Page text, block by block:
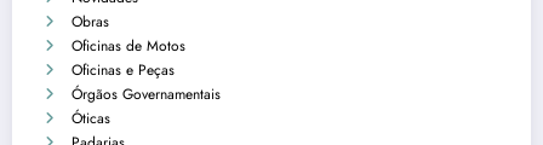
Obras
Oficinas de Motos
Oficinas e Peças
Órgãos Governamentais
Óticas